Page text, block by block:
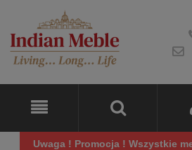
Uwaga ! Promocja ! Wszystkie